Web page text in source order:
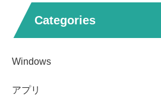
Categories
Windows
アプリ